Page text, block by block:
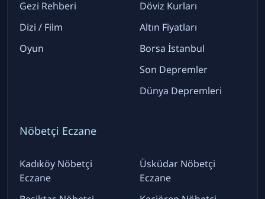
Gezi Rehberi
Dizi / Film
Oyun
Döviz Kurları
Altın Fiyatları
Borsa İstanbul
Son Depremler
Dünya Depremleri
Nöbetçi Eczane
Kadıköy Nöbetçi
Eczane
Üsküdar Nöbetçi
Eczane